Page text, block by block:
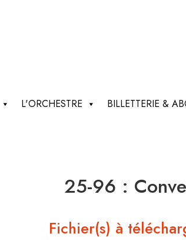
L'ORCHESTRE BILLETTERIE &
25-96 :
Fichier(s) à